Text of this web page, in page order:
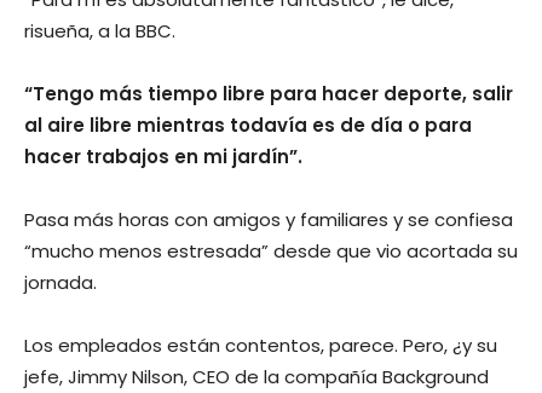
risueña, a la BBC.
“Tengo más tiempo libre para hacer deporte, salir
al aire libre mientras todavía es de día o para
hacer trabajos en mi jardín”.
Pasa más horas con amigos y familiares y se confiesa
“mucho menos estresada” desde que vio acortada su
jornada.
Los empleados están contentos, parece. Pero, ¿y su
jefe, Jimmy Nilson, CEO de la compañía Background